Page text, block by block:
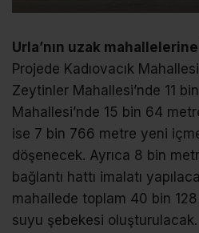
Urla’nın uzak mahallelerine
Projede Kadıovacık
Zeytinler Mahallesi’nde 11
Mahallesi’nde 15 bin 64
ise 7 bin 766 metre yeni
döşenecek. Ayrıca 8 bin
bağlantı hattı imalatı
mahallede toplam 40 bin
suyu şebekesi